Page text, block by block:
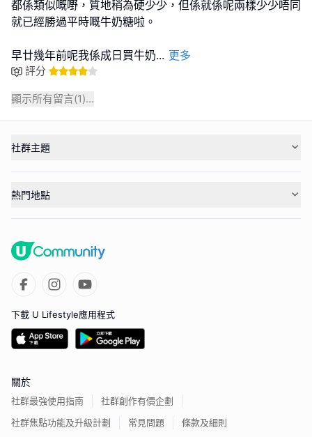
都係類似嘅嘢，質地稍為硬少少，但係就係呢兩樣少少唔同
就已經勝過平時嘅牛奶糖啦。
早廿幾年前呢我係成日買牛奶... 更多
評分
顯示所有留言(1)...
社群主題
熱門地點
下載 U Lifestyle應用程式
關於
社群最強使用指南
社群創作有價企劃
社群焦點功能及升級計劃
常見問題 條款及細則